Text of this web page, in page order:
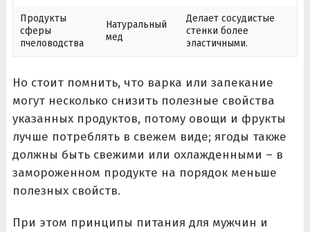
Продукты
сферы
пчеловодства
Натуральный
мед
Делает сосудистые
стенки более
эластичными.
Но стоит помнить, что варка или запекание
могут несколько снизить полезные свойства
указанных продуктов, потому овощи и фрукты
лучше потреблять в свежем виде; ягоды также
должны быть свежими или охлажденными – в
замороженном продукте на порядок меньше
полезных свойств.
При этом принципы питания для мужчин и